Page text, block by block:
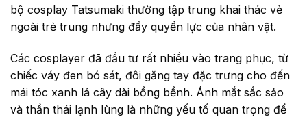
bộ cosplay Tatsumaki thường tập trung khai thác vẻ
ngoài trẻ trung nhưng đầy quyền lực của nhân vật.
Các cosplayer đã đầu tư rất nhiều vào trang phục, từ
chiếc váy đen bó sát, đôi găng tay đặc trưng cho đến
mái tóc xanh lá cây dài bồng bềnh. Ánh mắt sắc sảo
và thần thái lạnh lùng là những yếu tố quan trọng để